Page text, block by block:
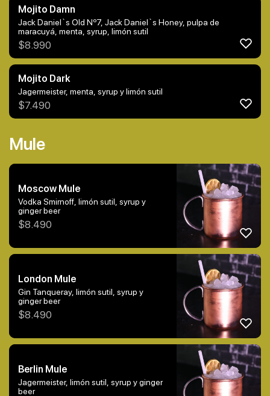
Mojito Damn
Jack Daniel`s Old Nº7, Jack Daniel`s Honey, pulpa de
maracuyá, menta, syrup, limón sutil
$8.990
Mojito Dark
Jagermeister, menta, syrup y limón sutil
$7.490
Mule
Moscow Mule
Vodka Smirnoff, limón sutil, syrup y
ginger beer
$8.490
London Mule
Gin Tanqueray, limón sutil, syrup y
ginger beer
$8.490
Berlin Mule
Jagermeister, limón sutil, syrup y ginger
beer